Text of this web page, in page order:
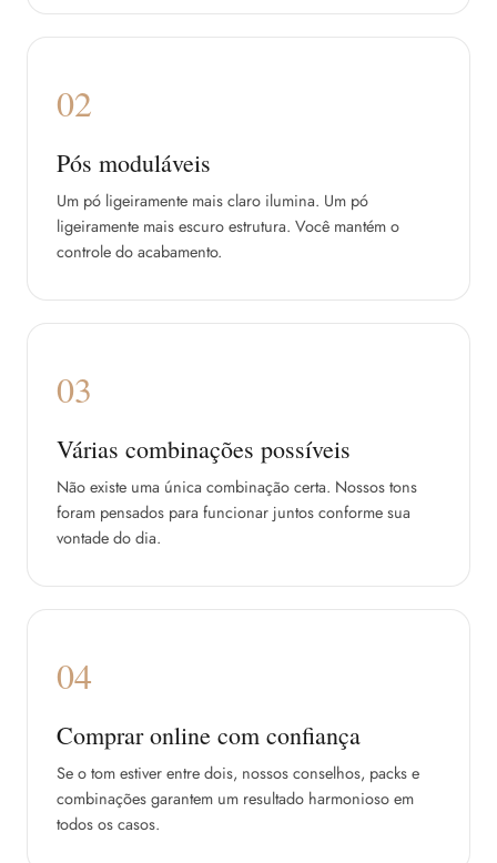
02
Pós moduláveis
Um pó ligeiramente mais claro ilumina. Um pó
ligeiramente mais escuro estrutura. Você mantém o
controle do acabamento.
03
Várias combinações possíveis
Não existe uma única combinação certa. Nossos tons
foram pensados para funcionar juntos conforme sua
vontade do dia.
04
Comprar online com confiança
Se o tom estiver entre dois, nossos conselhos, packs e
combinações garantem um resultado harmonioso em
todos os casos.